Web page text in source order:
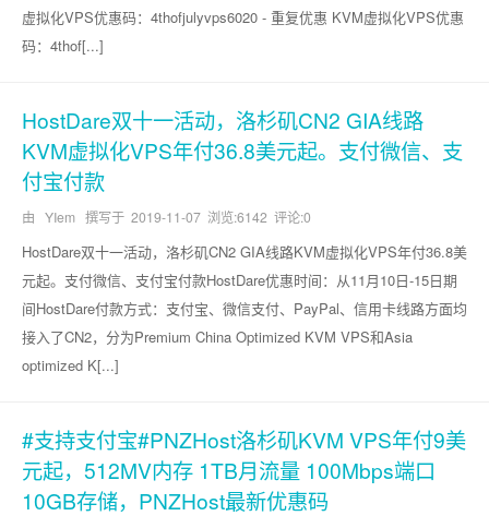
虚拟化VPS优惠码：4thofjulyvps6020 - 重复优惠 KVM虚拟化VPS优惠
码：4thof[...]
HostDare双十一活动，洛杉矶CN2 GIA线路
KVM虚拟化VPS年付36.8美元起。支付微信、支
付宝付款
由 YIem 撰写于 2019-11-07 浏览:6142 评论:0
HostDare双十一活动，洛杉矶CN2 GIA线路KVM虚拟化VPS年付36.8美
元起。支付微信、支付宝付款HostDare优惠时间：从11月10日-15日期
间HostDare付款方式：支付宝、微信支付、PayPal、信用卡线路方面均
接入了CN2，分为Premium China Optimized KVM VPS和Asia
optimized K[...]
#支持支付宝#PNZHost洛杉矶KVM VPS年付9美
元起，512MV内存 1TB月流量 100Mbps端口
10GB存储，PNZHost最新优惠码